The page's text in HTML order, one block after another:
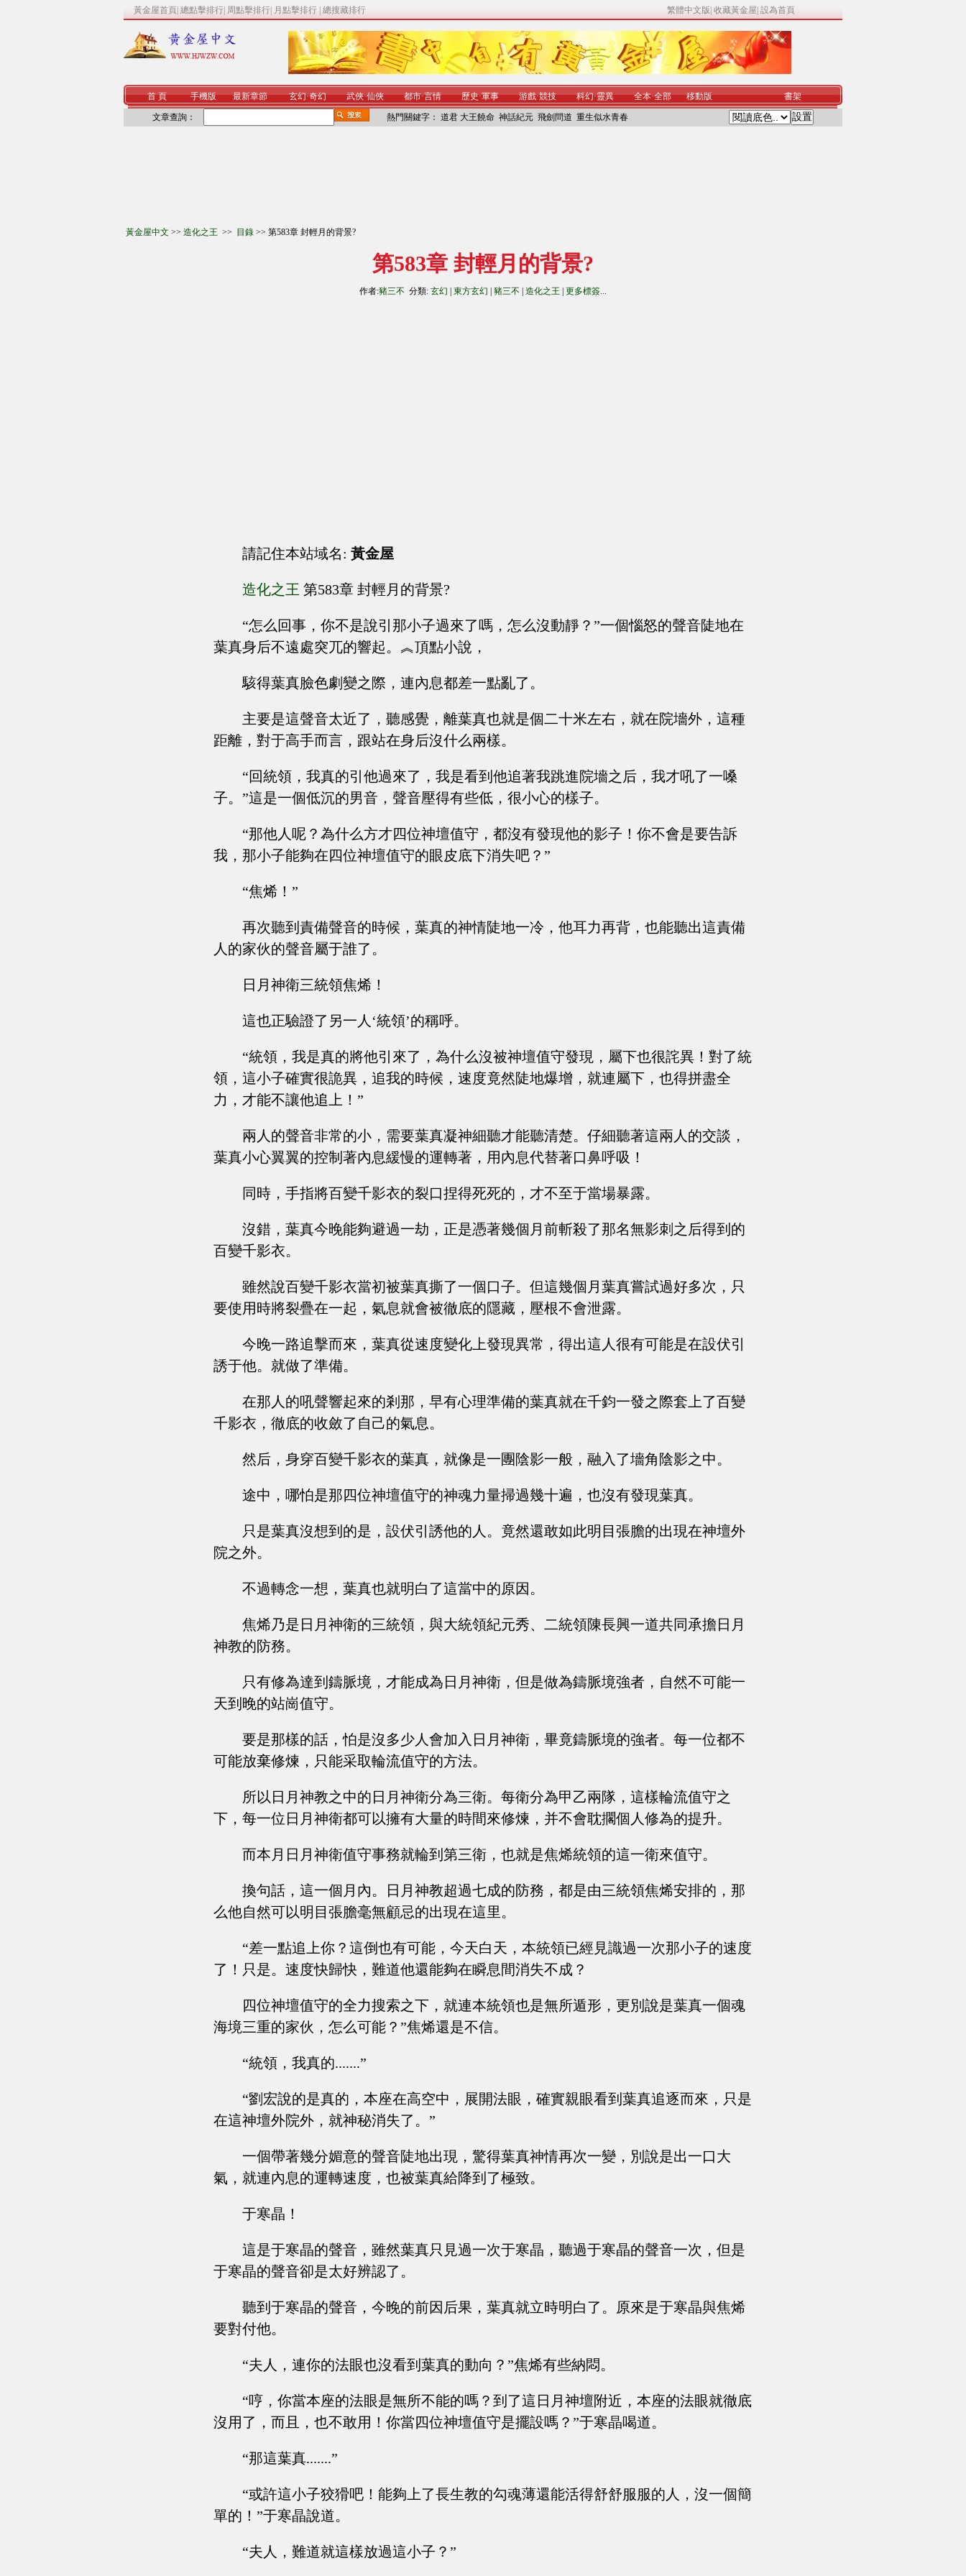
黃金屋首頁 總點擊排行 周點擊排行 月點擊排行 總搜藏排行 繁體中文版 收藏黃金屋 設為首頁
首 頁 手機版 最新章節 玄幻·奇幻 武俠·仙俠 都市·言情 歷史·軍事 游戲·競技 科幻·靈異 全本·全部 移動版 書架
文章查詢： 熱門關鍵字： 道君 大王饒命 神話紀元 飛劍問道 重生似水青春
黃金屋中文 >> 造化之王 >> 目錄 >> 第583章 封輕月的背景?
第583章 封輕月的背景?
作者:豬三不 分類: 玄幻 東方玄幻 豬三不 造化之王 更多標簽...
請記住本站域名: 黃金屋
造化之王 第583章 封輕月的背景?
“怎么回事，你不是說引那小子過來了嗎，怎么沒動靜？”一個惱怒的聲音陡地在
葉真身后不遠處突兀的響起。︽頂點小說，
駭得葉真臉色劇變之際，連內息都差一點亂了。
主要是這聲音太近了，聽感覺，離葉真也就是個二十米左右，就在院墻外，這種
距離，對于高手而言，跟站在身后沒什么兩樣。
“回統領，我真的引他過來了，我是看到他追著我跳進院墻之后，我才吼了一嗓
子。”這是一個低沉的男音，聲音壓得有些低，很小心的樣子。
“那他人呢？為什么方才四位神壇值守，都沒有發現他的影子！你不會是要告訴
我，那小子能夠在四位神壇值守的眼皮底下消失吧？”
“焦烯！”
再次聽到責備聲音的時候，葉真的神情陡地一冷，他耳力再背，也能聽出這責備
人的家伙的聲音屬于誰了。
日月神衛三統領焦烯！
這也正驗證了另一人‘統領’的稱呼。
“統領，我是真的將他引來了，為什么沒被神壇值守發現，屬下也很詫異！對了統
領，這小子確實很詭異，追我的時候，速度竟然陡地爆增，就連屬下，也得拼盡全
力，才能不讓他追上！”
兩人的聲音非常的小，需要葉真凝神細聽才能聽清楚。仔細聽著這兩人的交談，
葉真小心翼翼的控制著內息緩慢的運轉著，用內息代替著口鼻呼吸！
同時，手指將百變千影衣的裂口捏得死死的，才不至于當場暴露。
沒錯，葉真今晚能夠避過一劫，正是憑著幾個月前斬殺了那名無影刺之后得到的
百變千影衣。
雖然說百變千影衣當初被葉真撕了一個口子。但這幾個月葉真嘗試過好多次，只
要使用時將裂疊在一起，氣息就會被徹底的隱藏，壓根不會泄露。
今晚一路追擊而來，葉真從速度變化上發現異常，得出這人很有可能是在設伏引
誘于他。就做了準備。
在那人的吼聲響起來的剎那，早有心理準備的葉真就在千鈞一發之際套上了百變
千影衣，徹底的收斂了自己的氣息。
然后，身穿百變千影衣的葉真，就像是一團陰影一般，融入了墻角陰影之中。
途中，哪怕是那四位神壇值守的神魂力量掃過幾十遍，也沒有發現葉真。
只是葉真沒想到的是，設伏引誘他的人。竟然還敢如此明目張膽的出現在神壇外
院之外。
不過轉念一想，葉真也就明白了這當中的原因。
焦烯乃是日月神衛的三統領，與大統領紀元秀、二統領陳長興一道共同承擔日月
神教的防務。
只有修為達到鑄脈境，才能成為日月神衛，但是做為鑄脈境強者，自然不可能一
天到晚的站崗值守。
要是那樣的話，怕是沒多少人會加入日月神衛，畢竟鑄脈境的強者。每一位都不
可能放棄修煉，只能采取輪流值守的方法。
所以日月神教之中的日月神衛分為三衛。每衛分為甲乙兩隊，這樣輪流值守之
下，每一位日月神衛都可以擁有大量的時間來修煉，并不會耽擱個人修為的提升。
而本月日月神衛值守事務就輪到第三衛，也就是焦烯統領的這一衛來值守。
換句話，這一個月內。日月神教超過七成的防務，都是由三統領焦烯安排的，那
么他自然可以明目張膽毫無顧忌的出現在這里。
“差一點追上你？這倒也有可能，今天白天，本統領已經見識過一次那小子的速度
了！只是。速度快歸快，難道他還能夠在瞬息間消失不成？
四位神壇值守的全力搜索之下，就連本統領也是無所遁形，更別說是葉真一個魂
海境三重的家伙，怎么可能？”焦烯還是不信。
“統領，我真的.......”
“劉宏說的是真的，本座在高空中，展開法眼，確實親眼看到葉真追逐而來，只是
在這神壇外院外，就神秘消失了。”
一個帶著幾分媚意的聲音陡地出現，驚得葉真神情再次一變，別說是出一口大
氣，就連內息的運轉速度，也被葉真給降到了極致。
于寒晶！
這是于寒晶的聲音，雖然葉真只見過一次于寒晶，聽過于寒晶的聲音一次，但是
于寒晶的聲音卻是太好辨認了。
聽到于寒晶的聲音，今晚的前因后果，葉真就立時明白了。原來是于寒晶與焦烯
要對付他。
“夫人，連你的法眼也沒看到葉真的動向？”焦烯有些納悶。
“哼，你當本座的法眼是無所不能的嗎？到了這日月神壇附近，本座的法眼就徹底
沒用了，而且，也不敢用！你當四位神壇值守是擺設嗎？”于寒晶喝道。
“那這葉真.......”
“或許這小子狡猾吧！能夠上了長生教的勾魂薄還能活得舒舒服服的人，沒一個簡
單的！”于寒晶說道。
“夫人，難道就這樣放過這小子？”